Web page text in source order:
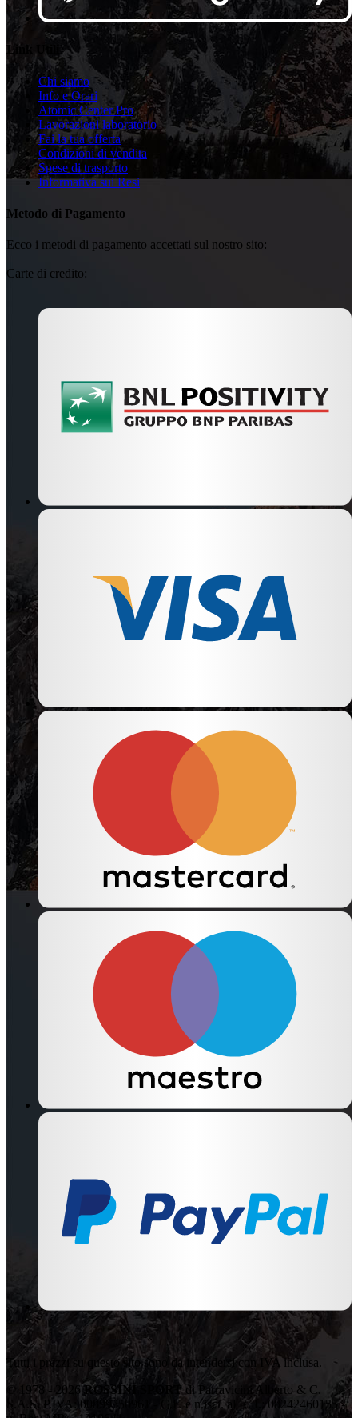
Link Utili
Chi siamo
Info e Orari
Atomic Center Pro
Lavorazioni laboratorio
Fai la tua offerta
Condizioni di vendita
Spese di trasporto
Informativa sui Resi
Metodo di Pagamento
Ecco i metodi di pagamento accettati sul nostro sito:
Carte di credito:
Tutti i prezzi su questo sito sono da intendersi con IVA inclusa.
© 1978 - 2026ROSSINI SPORT di Parravicini Alberto & C.
S.A.S. P.IVA: 00899350961 - C.F. e n.iscr. al R. I.: 08242460155 -